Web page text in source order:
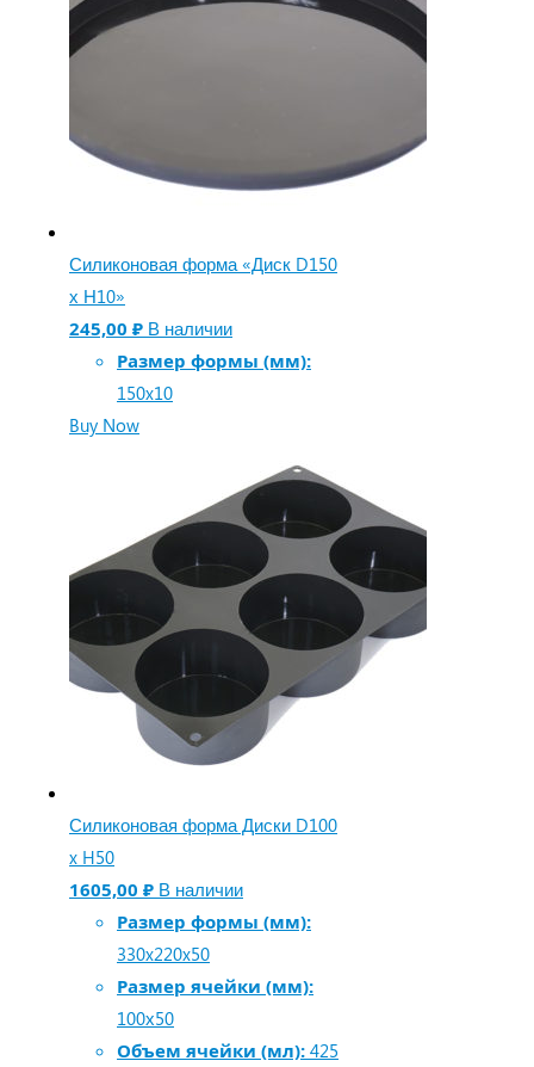
Силиконовая форма «Диск D150
х Н10»
245,00 ₽ В наличии
Размер формы (мм):
150x10
Buy Now
Силиконовая форма Диски D100
x H50
1605,00 ₽ В наличии
Размер формы (мм):
330x220x50
Размер ячейки (мм):
100х50
Объем ячейки (мл): 425